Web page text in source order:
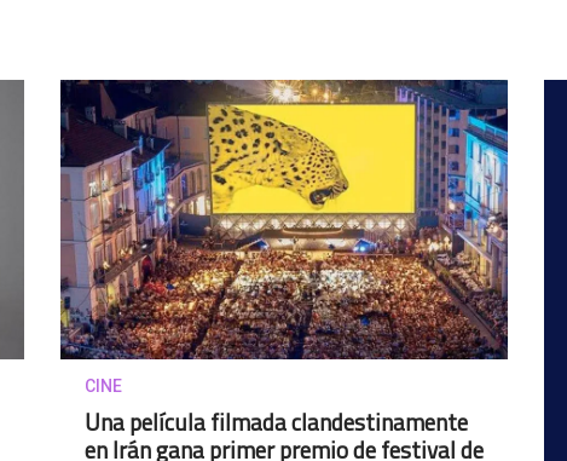
CINE
Una película filmada clandestinamente
en Irán gana primer premio de festival de